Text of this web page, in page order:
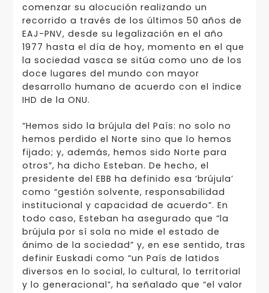
comenzar su alocución realizando un
recorrido a través de los últimos 50 años de
EAJ-PNV, desde su legalización en el año
1977 hasta el día de hoy, momento en el que
la sociedad vasca se sitúa como uno de los
doce lugares del mundo con mayor
desarrollo humano de acuerdo con el índice
IHD de la ONU.
“Hemos sido la brújula del País: no solo no
hemos perdido el Norte sino que lo hemos
fijado; y, además, hemos sido Norte para
otros”, ha dicho Esteban. De hecho, el
presidente del EBB ha definido esa ‘brújula’
como “gestión solvente, responsabilidad
institucional y capacidad de acuerdo”. En
todo caso, Esteban ha asegurado que “la
brújula por sí sola no mide el estado de
ánimo de la sociedad” y, en ese sentido, tras
definir Euskadi como “un País de latidos
diversos en lo social, lo cultural, lo territorial
y lo generacional”, ha señalado que “el valor